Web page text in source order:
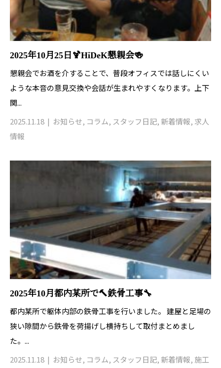
2025年10月25日🍹HiDeK懇親会🍻
懇親会でお酒を介することで、普段オフィスでは話しにくい
ような本音の意見交換や会話が生まれやすくなります。上下
関...
2025.11.18
お知らせ, コラム, スタッフ日記, 新着情報, 求人
情報
2025年10月都内某所で🔨鉄骨工事🔧
都内某所で躯体内部の鉄骨工事を行いました。 建屋と足場の
狭い隙間から鉄骨を荷揚げし横持ちして取付まとめまし
た。...
2025.11.18
お知らせ, コラム, スタッフ日記, 新着情報, 施工